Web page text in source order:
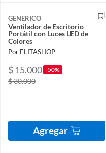
GENERICO
Ventilador de Escritorio
Portátil con Luces LED de
Colores
Por ELITASHOP
$ 15.000 -50%
$ 30.000
Agregar